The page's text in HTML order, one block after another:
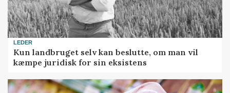
LEDER
Kun landbruget selv kan beslutte, om man vil
kæmpe juridisk for sin eksistens